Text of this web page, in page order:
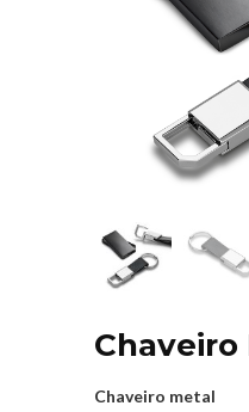
Chaveiro
Chaveiro metal